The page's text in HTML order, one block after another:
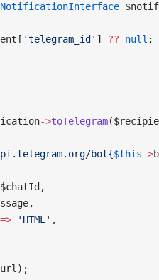
NotificationInterface
[ 'telegram_id' ] ?? null ;
->toTelegram(
bot{$this->
$chatId ,
,
=> 'HTML' ,
);